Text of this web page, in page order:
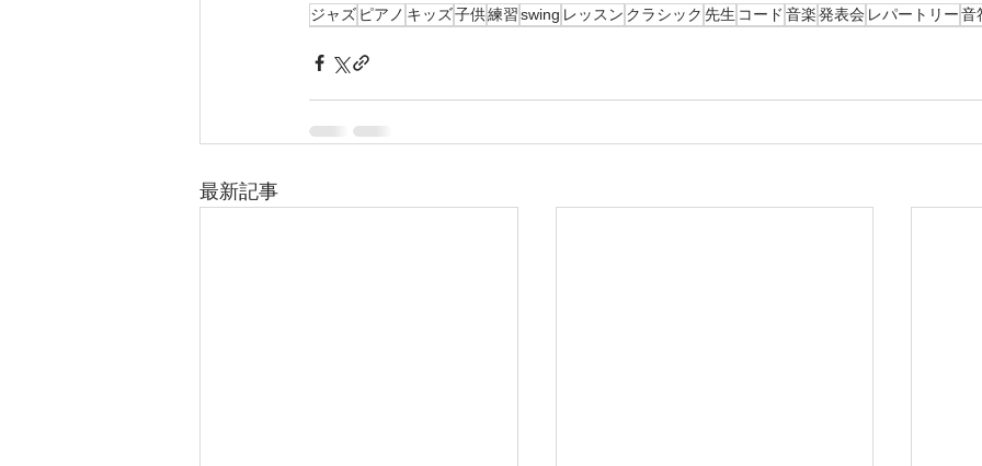
ジャズ ピアノ キッズ子供練習swing レッスン クラシック 先生 コード 音楽発表会 レパートリー音
最新記事